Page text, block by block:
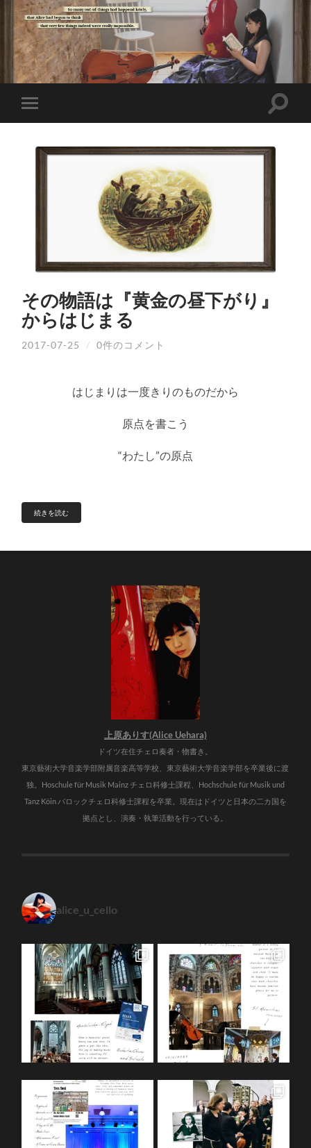
その物語は『黄金の昼下がり』
からはじまる
2017-07-25 / 0件のコメント
はじまりは一度きりのものだから
原点を書こう
“わたし”の原点
続きを読む
上原ありす(Alice Uehara)
ドイツ在住チェロ奏者・物書き。
東京藝術大学音楽学部附属音楽高等学校、東京藝術大学音楽学部を卒業後に渡
独。Hoschule für Musik Mainz チェロ科修士課程、Hochschule für Musik und
Tanz Köin バロックチェロ科修士課程を卒業。現在はドイツと日本の二カ国を
拠点とし、演奏・執筆活動を行っている。
alice_u_cello